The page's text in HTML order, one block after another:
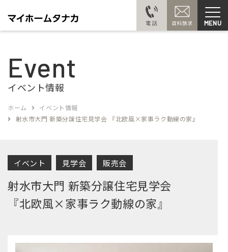
MENU
Event
イベント情報
ホーム
イベント情報
射水市大門 新築分譲住宅見学会 『北欧風×家事ラク動線の家』
イベント 見学会 販売会
射水市大門 新築分譲住宅見学会
『北欧風×家事ラク動線の家』